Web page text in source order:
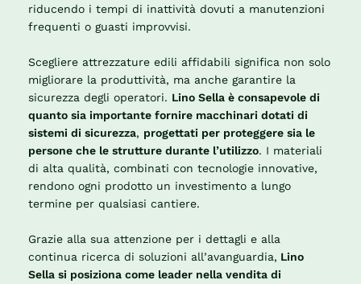
riducendo i tempi di inattività dovuti a manutenzioni
frequenti o guasti improvvisi.
Scegliere attrezzature edili affidabili significa non solo
migliorare la produttività, ma anche garantire la
sicurezza degli operatori. Lino Sella è consapevole di
quanto sia importante fornire macchinari dotati di
sistemi di sicurezza, progettati per proteggere sia le
persone che le strutture durante l’utilizzo. I materiali
di alta qualità, combinati con tecnologie innovative,
rendono ogni prodotto un investimento a lungo
termine per qualsiasi cantiere.
Grazie alla sua attenzione per i dettagli e alla
continua ricerca di soluzioni all’avanguardia, Lino
Sella si posiziona come leader nella vendita di